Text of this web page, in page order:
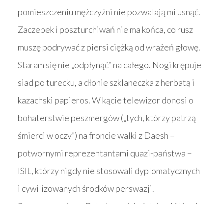
pomieszczeniu mężczyźni nie pozwalają mi usnąć.
Zaczepek i poszturchiwań nie ma końca, co rusz
muszę podrywać z piersi ciężką od wrażeń głowę.
Staram się nie „odpłynąć” na całego. Nogi krępuje
siad po turecku, a dłonie szklaneczka z herbatą i
kazachski papieros. W kącie telewizor donosi o
bohaterstwie peszmergów („tych, którzy patrzą
śmierci w oczy”) na froncie walki z Daesh –
potwornymi reprezentantami quazi-państwa –
ISIL, którzy nigdy nie stosowali dyplomatycznych
i cywilizowanych środków perswazji.